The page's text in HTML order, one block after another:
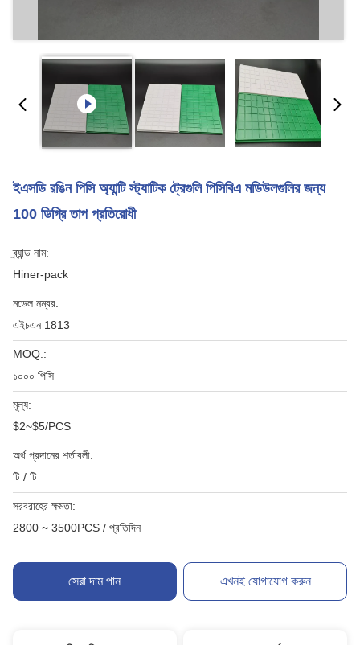
ইএসডি রঙিন পিসি অ্যান্টি স্ট্যাটিক ট্রেগুলি পিসিবিএ মডিউলগুলির জন্য
100 ডিগ্রি তাপ প্রতিরোধী
ব্র্যান্ড নাম:
Hiner-pack
মডেল নম্বর:
এইচএন 1813
MOQ.:
১০০০ পিসি
মূল্য:
$2~$5/PCS
অর্থ প্রদানের শর্তাবলী:
টি / টি
সরবরাহের ক্ষমতা:
2800 ~ 3500PCS / প্রতিদিন
সেরা দাম পান এখনই যোগাযোগ করুন